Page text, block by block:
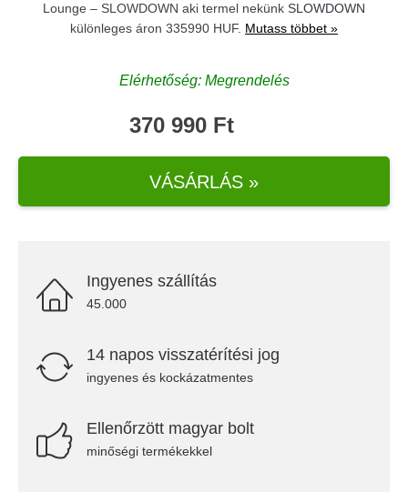
Lounge – SLOWDOWN aki termel nekünk SLOWDOWN
különleges áron 335990 HUF. Mutass többet »
Elérhetőség: Megrendelés
370 990 Ft
VÁSÁRLÁS »
Ingyenes szállítás
45.000
14 napos visszatérítési jog
ingyenes és kockázatmentes
Ellenőrzött magyar bolt
minőségi termékekkel